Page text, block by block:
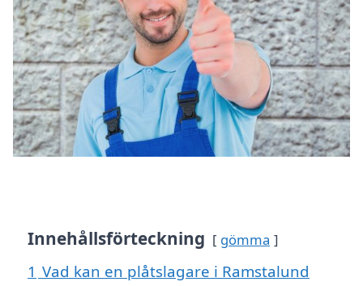
Innehållsförteckning gömma
1 Vad kan en plåtslagare i Ramstalund